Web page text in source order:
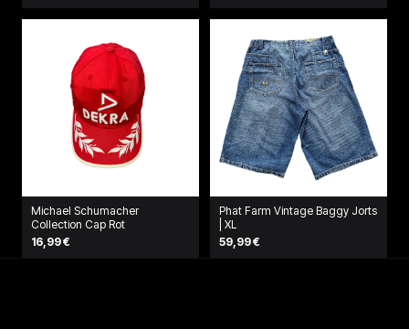
Michael Schumacher
Collection Cap Rot
16,99 €
Phat Farm Vintage Baggy Jorts
| XL
59,99 €